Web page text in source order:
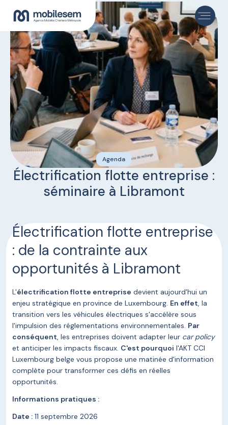
Agenda
Électrification flotte entreprise :
séminaire à Libramont
Électrification flotte entreprise
: de la contrainte aux
opportunités à Libramont
L'électrification flotte entreprise devient aujourd'hui un
enjeu stratégique en province de Luxembourg. En effet, la
transition vers les véhicules électriques s'accélère sous
l'impulsion des réglementations environnementales. Par
conséquent, les entreprises doivent adapter leur car policy
et anticiper les impacts fiscaux. C'est pourquoi l'AKT CCI
Luxembourg belge vous propose une matinée d'information
complète pour transformer ces défis en réelles
opportunités.
Informations pratiques :
Date : 11 septembre 2026